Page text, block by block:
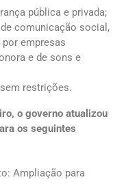
pública e privada;
comunicação social,
empresas
e de sons e
restrições.
o governo atualizou
os seguintes
Ampliação para